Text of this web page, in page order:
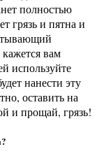
полностью
грязь и пятна и
вам
используйте
нанести эту
оставить на
и прощай, грязь!